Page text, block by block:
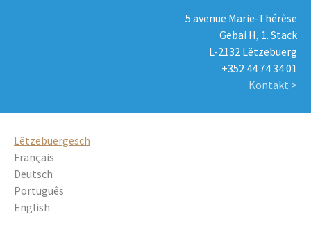
5 avenue Marie-Thérèse
Gebai H, 1. Stack
L-2132 Lëtzebuerg
+352 44 74 34 01
Kontakt >
Lëtzebuergesch
Français
Deutsch
Português
English